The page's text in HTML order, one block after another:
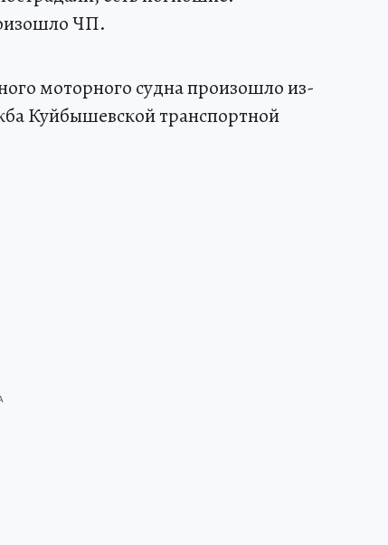
ЧП.
моторного судна произошло из-
Куйбышевской транспортной